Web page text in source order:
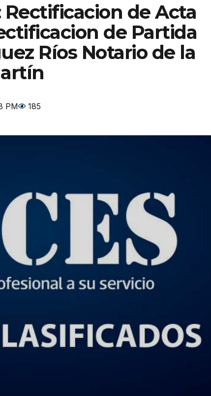
Rectificacion de Acta
de Partida
Ríos Notario de la
PM 185